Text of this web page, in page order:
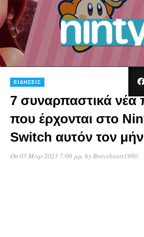
ΕΙΔΉΣΕΙΣ
7 συναρπαστικά νέα
που έρχονται στο
Switch αυτόν τον
On 03 Μαρ 2023 7:00 μμ, byBraveheart1980